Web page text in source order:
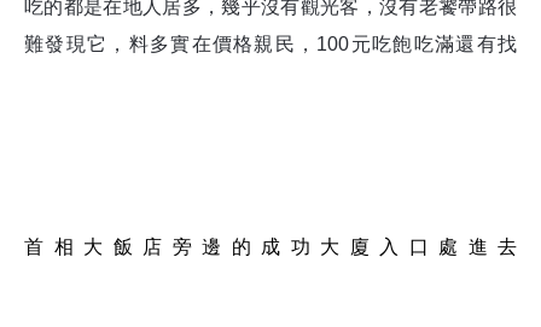
吃的都是在地人居多，幾乎沒有觀光客，沒有老饕帶路很
難發現它，料多實在價格親民，100元吃飽吃滿還有找
首相大飯店旁邊的成功大廈入口處進去